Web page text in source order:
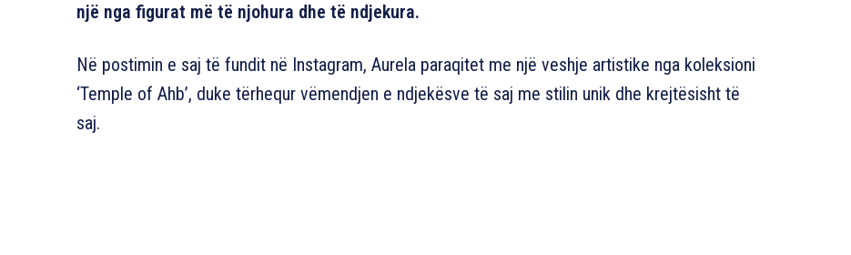
një nga figurat më të njohura dhe të ndjekura.
Në postimin e saj të fundit në Instagram, Aurela paraqitet me një veshje artistike nga koleksioni
‘Temple of Ahb’, duke tërhequr vëmendjen e ndjekësve të saj me stilin unik dhe krejtësisht të
saj.